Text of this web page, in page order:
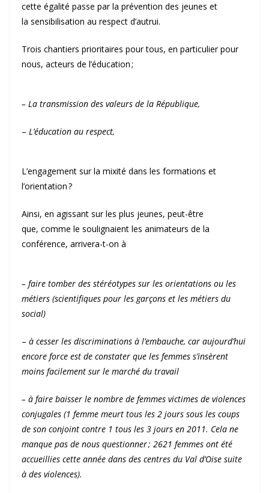
cette égalité passe par la prévention des jeunes et
la sensibilisation au respect d’autrui.
Trois chantiers prioritaires pour tous, en particulier pour
nous, acteurs de l’éducation ;
– La transmission des valeurs de la République,
– L’éducation au respect,
L’engagement sur la mixité dans les formations et
l’orientation ?
Ainsi, en agissant sur les plus jeunes, peut-être
que, comme le soulignaient les animateurs de la
conférence, arrivera-t-on à
– faire tomber des stéréotypes sur les orientations ou les
métiers (scientifiques pour les garçons et les métiers du
social)
– à cesser les discriminations à l’embauche, car aujourd’hui
encore force est de constater que les femmes s’insèrent
moins facilement sur le marché du travail
– à faire baisser le nombre de femmes victimes de violences
conjugales (1 femme meurt tous les 2 jours sous les coups
de son conjoint contre 1 tous les 3 jours en 2011. Cela ne
manque pas de nous questionner ; 2621 femmes ont été
accueillies cette année dans des centres du Val d’Oise suite
à des violences).